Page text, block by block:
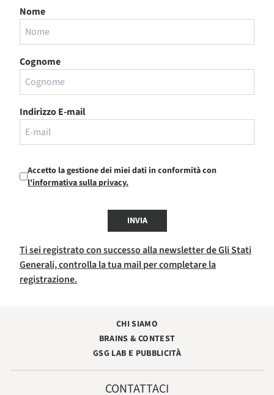
Nome
Cognome
Indirizzo E-mail
Accetto la gestione dei miei dati in conformità con
l'informativa sulla privacy.
INVIA
Ti sei registrato con successo alla newsletter de Gli Stati
Generali, controlla la tua mail per completare la
registrazione.
CHI SIAMO
BRAINS & CONTEST
GSG LAB E PUBBLICITÀ
CONTATTACI